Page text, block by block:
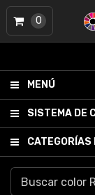
MENÚ
SISTEMA DE
CATEGORÍAS
0